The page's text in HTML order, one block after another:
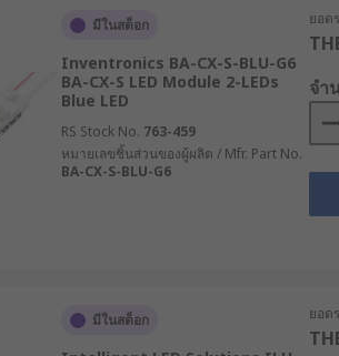
มีในสต็อก
Inventronics BA-CX-S-BLU-G6
BA-CX-S LED Module 2-LEDs
Blue LED
RS Stock No. 763-459
หมายเลขชิ้นส่วนของผู้ผลิต / Mfr. Part No.
BA-CX-S-BLU-G6
ยอด
จำ
มีในสต็อก ยอด